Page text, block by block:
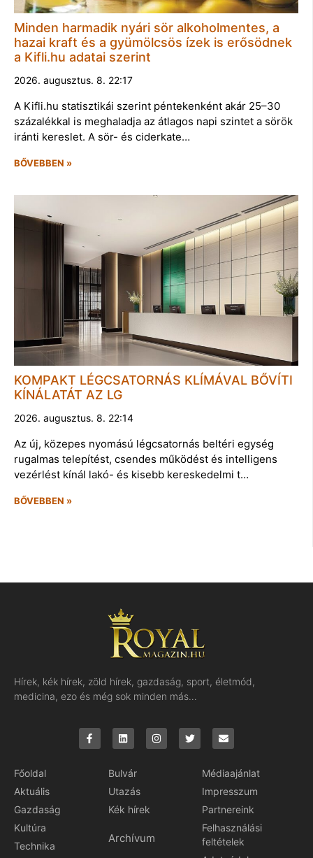
Minden harmadik nyári sör alkoholmentes, a
hazai kraft és a gyümölcsös ízek is erősödnek
a Kifli.hu adatai szerint
2026. augusztus. 8. 22:17
A Kifli.hu statisztikái szerint péntekenként akár 25–30
százalékkal is meghaladja az átlagos napi szintet a sörök
iránti kereslet. A sör- és ciderkate…
BŐVEBBEN »
KOMPAKT LÉGCSATORNÁS KLÍMÁVAL BŐVÍTI
KÍNÁLATÁT AZ LG
2026. augusztus. 8. 22:14
Az új, közepes nyomású légcsatornás beltéri egység
rugalmas telepítést, csendes működést és intelligens
vezérlést kínál lakó- és kisebb kereskedelmi t…
BŐVEBBEN »
Hírek, kék hírek, zöld hírek, gazdaság, sport, életmód,
medicina, ezo és még sok minden más…
Főoldal
Aktuális
Gazdaság
Kultúra
Technika
Bulvár
Utazás
Kék hírek
Archívum
Médiaajánlat
Impresszum
Partnereink
Felhasználási
feltételek